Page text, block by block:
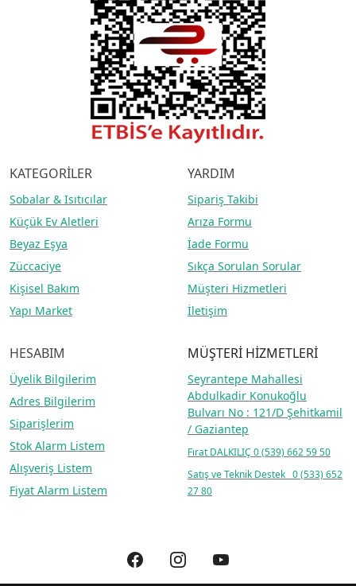
KATEGORİLER
Sobalar & Isıtıcılar
Küçük Ev Aletleri
Beyaz Eşya
Züccaciye
Kişisel Bakım
Yapı Market
YARDIM
Sipariş Takibi
Arıza Formu
İade Formu
Sıkça Sorulan Sorular
Müşteri Hizmetleri
İletişim
HESABIM
Üyelik Bilgilerim
Adres Bilgilerim
Siparişlerim
Stok Alarm Listem
Alışveriş Listem
Fiyat Alarm Listem
MÜŞTERİ HİZMETLERİ
Seyrantepe Mahallesi
Abdulkadir Konukoğlu
Bulvarı No : 121/D Şehitkamil
/ Gaziantep
Fırat DALKILIÇ 0 (539) 662 59 50
Satış ve Teknik Destek 0 (533) 652
27 80